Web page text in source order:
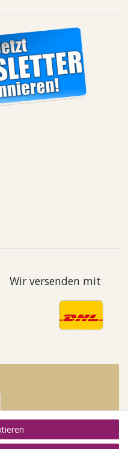
Wir versenden mit